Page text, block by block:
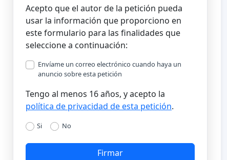
Acepto que el autor de la petición pueda
usar la información que proporciono en
este formulario para las finalidades que
seleccione a continuación:
Envíame un correo electrónico cuando haya un
anuncio sobre esta petición
Tengo al menos 16 años, y acepto la
política de privacidad de esta petición.
Si No
Firmar